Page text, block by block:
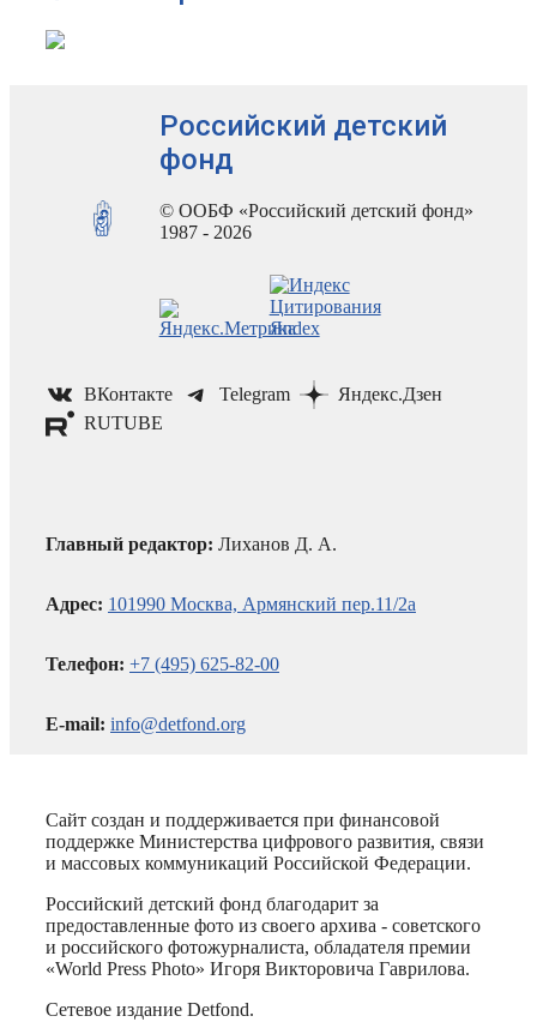
Российский детский
фонд
© ООБФ «Российский детский фонд»
1987 - 2026
ВКонтакте Telegram
Яндекс.Дзен
RUTUBE
Главный редактор: Лиханов Д. А.
Адрес: 101990 Москва, Армянский пер.11/2а
Телефон: +7 (495) 625-82-00
E-mail: info@detfond.org
Сайт создан и поддерживается при финансовой
поддержке Министерства цифрового развития, связи
и массовых коммуникаций Российской Федерации.
Российский детский фонд благодарит за
предоставленные фото из своего архива - советского
и российского фотожурналиста, обладателя премии
«World Press Photo» Игоря Викторовича Гаврилова.
Сетевое издание Detfond.